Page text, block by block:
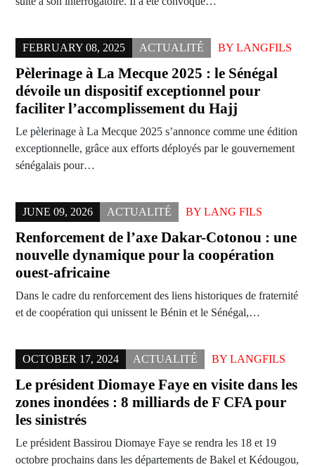
FEBRUARY 08, 2025 ACTUALITÉ BY LANGFILS
Pèlerinage à La Mecque 2025 : le Sénégal
dévoile un dispositif exceptionnel pour
faciliter l’accomplissement du Hajj
Le pèlerinage à La Mecque 2025 s’annonce comme une édition
exceptionnelle, grâce aux efforts déployés par le gouvernement
sénégalais pour…
JUNE 09, 2026 ACTUALITÉ BY LANG FILS
Renforcement de l’axe Dakar-Cotonou : une
nouvelle dynamique pour la coopération
ouest-africaine
Dans le cadre du renforcement des liens historiques de fraternité
et de coopération qui unissent le Bénin et le Sénégal,…
OCTOBER 17, 2024 ACTUALITÉ BY LANGFILS
Le président Diomaye Faye en visite dans les
zones inondées : 8 milliards de F CFA pour
les sinistrés
Le président Bassirou Diomaye Faye se rendra les 18 et 19
octobre prochains dans les départements de Bakel et Kédougou,